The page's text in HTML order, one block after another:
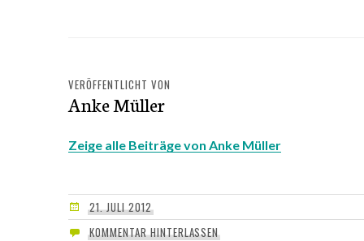
VERÖFFENTLICHT VON
Anke Müller
Zeige alle Beiträge von Anke Müller
21. JULI 2012
KOMMENTAR HINTERLASSEN